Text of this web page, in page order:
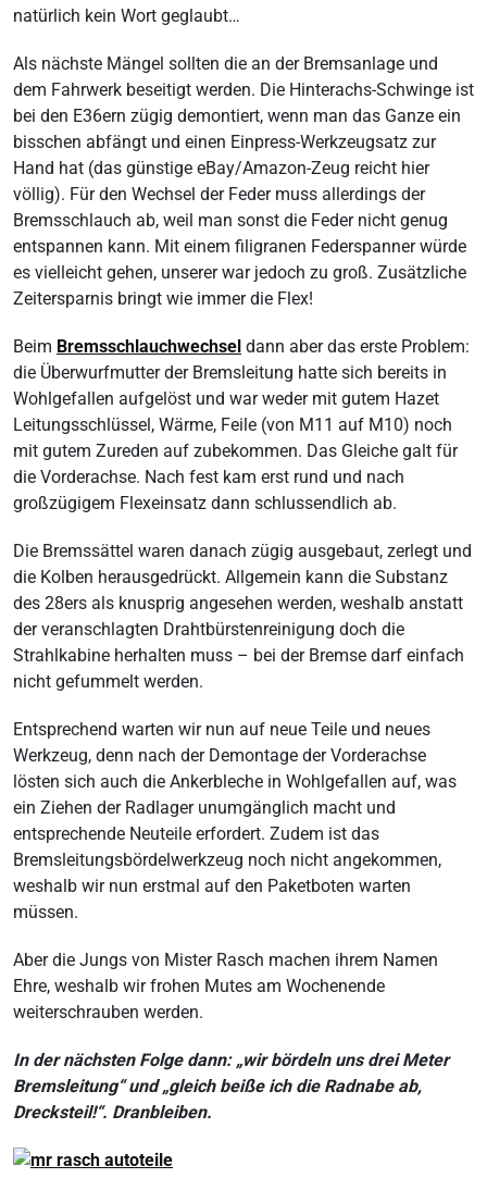
natürlich kein Wort geglaubt…
Als nächste Mängel sollten die an der Bremsanlage und
dem Fahrwerk beseitigt werden. Die Hinterachs-Schwinge ist
bei den E36ern zügig demontiert, wenn man das Ganze ein
bisschen abfängt und einen Einpress-Werkzeugsatz zur
Hand hat (das günstige eBay/Amazon-Zeug reicht hier
völlig). Für den Wechsel der Feder muss allerdings der
Bremsschlauch ab, weil man sonst die Feder nicht genug
entspannen kann. Mit einem filigranen Federspanner würde
es vielleicht gehen, unserer war jedoch zu groß. Zusätzliche
Zeitersparnis bringt wie immer die Flex!
Beim Bremsschlauchwechsel dann aber das erste Problem:
die Überwurfmutter der Bremsleitung hatte sich bereits in
Wohlgefallen aufgelöst und war weder mit gutem Hazet
Leitungsschlüssel, Wärme, Feile (von M11 auf M10) noch
mit gutem Zureden auf zubekommen. Das Gleiche galt für
die Vorderachse. Nach fest kam erst rund und nach
großzügigem Flexeinsatz dann schlussendlich ab.
Die Bremssättel waren danach zügig ausgebaut, zerlegt und
die Kolben herausgedrückt. Allgemein kann die Substanz
des 28ers als knusprig angesehen werden, weshalb anstatt
der veranschlagten Drahtbürstenreinigung doch die
Strahlkabine herhalten muss – bei der Bremse darf einfach
nicht gefummelt werden.
Entsprechend warten wir nun auf neue Teile und neues
Werkzeug, denn nach der Demontage der Vorderachse
lösten sich auch die Ankerbleche in Wohlgefallen auf, was
ein Ziehen der Radlager unumgänglich macht und
entsprechende Neuteile erfordert. Zudem ist das
Bremsleitungsbördelwerkzeug noch nicht angekommen,
weshalb wir nun erstmal auf den Paketboten warten
müssen.
Aber die Jungs von Mister Rasch machen ihrem Namen
Ehre, weshalb wir frohen Mutes am Wochenende
weiterschrauben werden.
In der nächsten Folge dann: „wir bördeln uns drei Meter
Bremsleitung“ und „gleich beiße ich die Radnabe ab,
Drecksteil!“. Dranbleiben.